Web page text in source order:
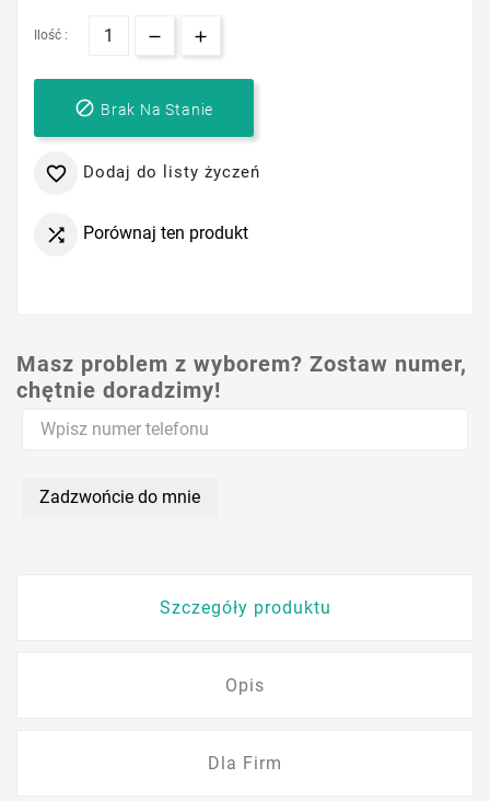
Ilość :
 Brak Na Stanie
 Dodaj do listy życzeń
 Porównaj ten produkt
Masz problem z wyborem? Zostaw numer,
chętnie doradzimy!
Zadzwońcie do mnie
Szczegóły produktu
Opis
Dla Firm